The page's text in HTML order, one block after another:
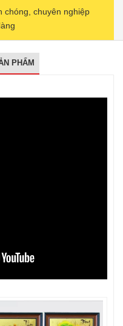
chóng, chuyên nghiệp
PHẨM